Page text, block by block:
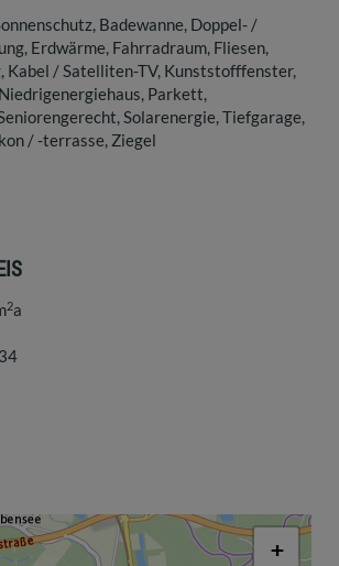
Badewanne Doppel- /
Erdwärme Fahrradraum Fliesen
Kabel / Satelliten-TV Kunststofffenster
Niedrigenergiehaus Parkett
Solarenergie Tiefgarage
/ -terrasse Ziegel
2a
+